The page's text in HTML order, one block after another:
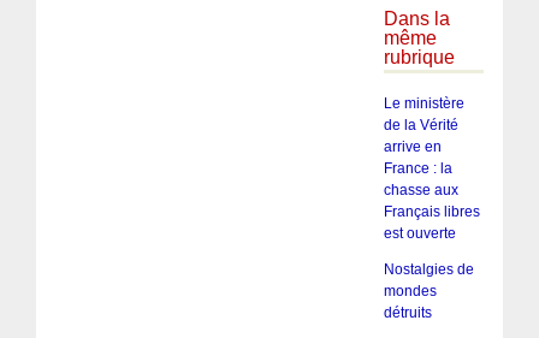
Dans la
même
rubrique
Le ministère
de la Vérité
arrive en
France : la
chasse aux
Français libres
est ouverte
Nostalgies de
mondes
détruits